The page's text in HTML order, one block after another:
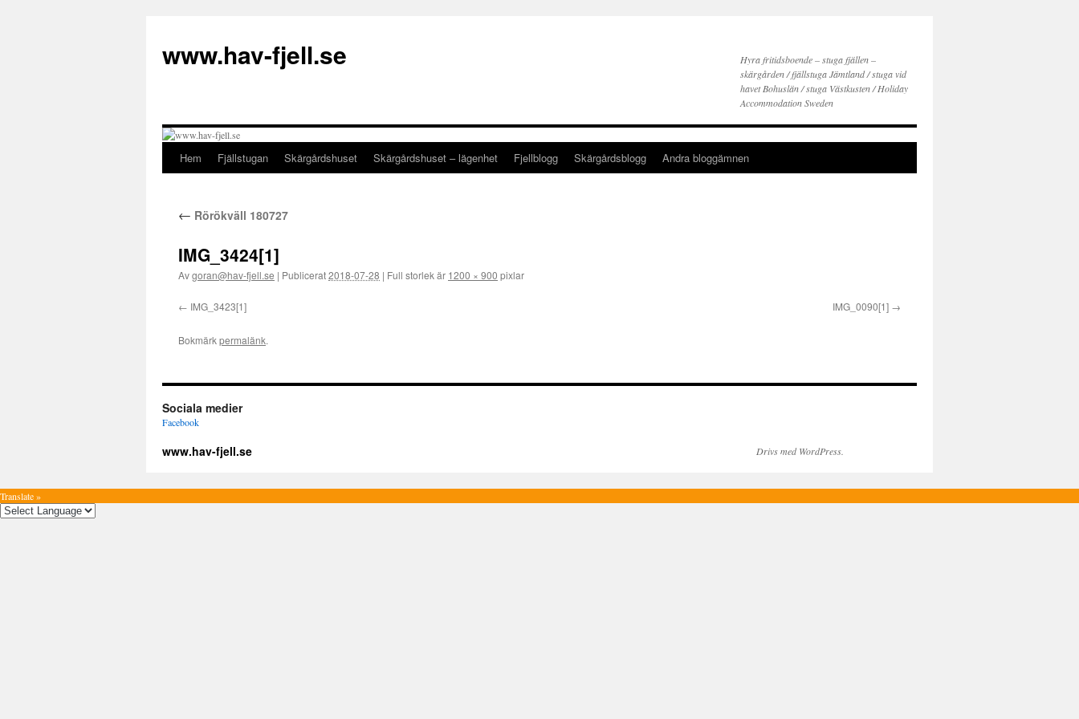
innehåll
www.hav-fjell.se
Hyra fritidsboende – stuga fjällen –
skärgården / fjällstuga Jämtland / stuga vid
havet Bohuslän / stuga Västkusten / Holiday
Accommodation Sweden
Hem Fjällstugan Skärgårdshuset Skärgårdshuset – lägenhet Fjellblogg Skärgårdsblogg Andra bloggämnen
← Rörökväll 180727
IMG_3424[1]
Avgoran@hav-fjell.se | Publicerat2018-07-28 | Full storlek är 1200 × 900 pixlar
IMG_3423[1] IMG_0090[1]
Bokmärkpermalänk.
Sociala medier
Facebook
www.hav-fjell.se Drivs med WordPress.
Translate »